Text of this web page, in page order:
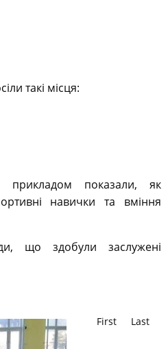
такі місця:
прикладом показали, як
навички та вміння
що здобули заслужені
First Last